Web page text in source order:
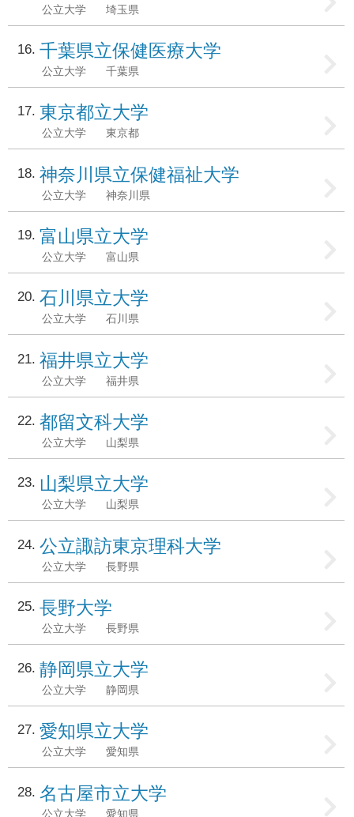
公立大学 埼玉県
16 千葉県立保健医療大学
公立大学 千葉県
17 東京都立大学
公立大学 東京都
18 神奈川県立保健福祉大学
公立大学 神奈川県
19 富山県立大学
公立大学 富山県
20 石川県立大学
公立大学 石川県
21 福井県立大学
公立大学 福井県
22 都留文科大学
公立大学 山梨県
23 山梨県立大学
公立大学 山梨県
24 公立諏訪東京理科大学
公立大学 長野県
25 長野大学
公立大学 長野県
26 静岡県立大学
公立大学 静岡県
27 愛知県立大学
公立大学 愛知県
28 名古屋市立大学
公立大学 愛知県